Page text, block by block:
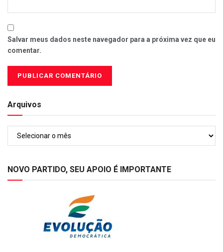
Salvar meus dados neste navegador para a próxima vez que eu
comentar.
Arquivos
NOVO PARTIDO, SEU APOIO É IMPORTANTE